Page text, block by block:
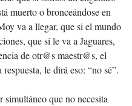
muerto o bronceándose en
va a llegar, que si el mundo
que si le va a Jaguares,
de otr@s maestr@s, el
le dirá eso: “no sé”.
simultáneo que no necesita